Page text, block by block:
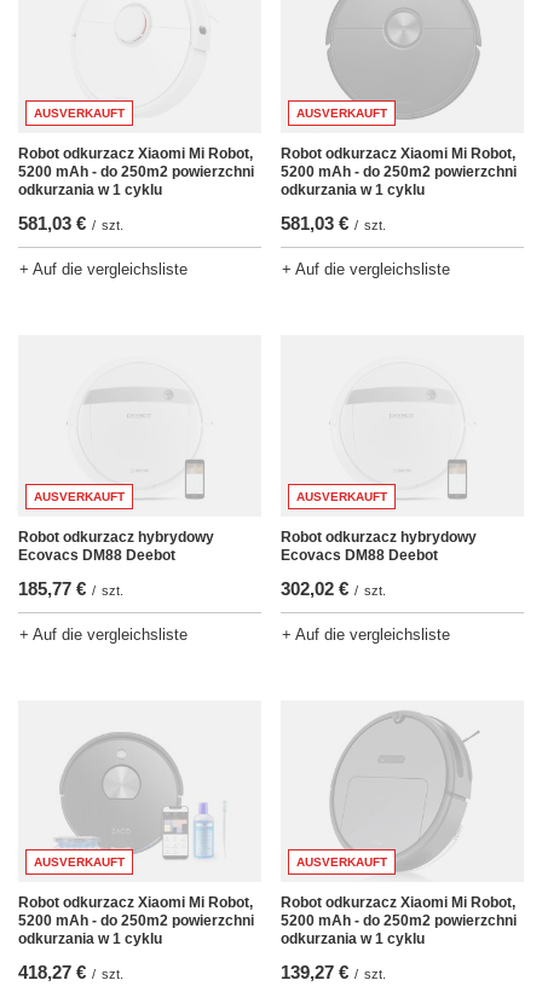
AUSVERKAUFT
Robot odkurzacz Xiaomi Mi Robot,
5200 mAh - do 250m2 powierzchni
odkurzania w 1 cyklu
581,03 € / szt.
+ Auf die vergleichsliste
AUSVERKAUFT
Robot odkurzacz Xiaomi Mi Robot,
5200 mAh - do 250m2 powierzchni
odkurzania w 1 cyklu
581,03 € / szt.
+ Auf die vergleichsliste
AUSVERKAUFT
Robot odkurzacz hybrydowy
Ecovacs DM88 Deebot
185,77 € / szt.
+ Auf die vergleichsliste
AUSVERKAUFT
Robot odkurzacz hybrydowy
Ecovacs DM88 Deebot
302,02 € / szt.
+ Auf die vergleichsliste
AUSVERKAUFT
Robot odkurzacz Xiaomi Mi Robot,
5200 mAh - do 250m2 powierzchni
odkurzania w 1 cyklu
418,27 € / szt.
AUSVERKAUFT
Robot odkurzacz Xiaomi Mi Robot,
5200 mAh - do 250m2 powierzchni
odkurzania w 1 cyklu
139,27 € / szt.